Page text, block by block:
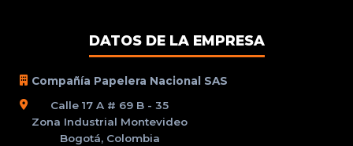
DATOS DE LA EMPRESA
Compañía Papelera Nacional SAS
Calle 17 A # 69 B - 35
Zona Industrial Montevideo
Bogotá, Colombia